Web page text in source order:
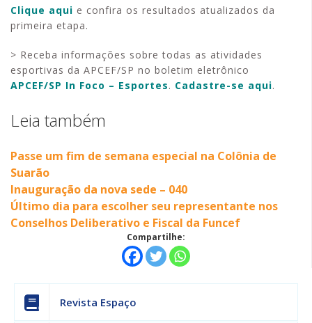
Clique aqui e confira os resultados atualizados da
primeira etapa.
> Receba informações sobre todas as atividades
esportivas da APCEF/SP no boletim eletrônico
APCEF/SP In Foco – Esportes. Cadastre-se aqui.
Leia também
Passe um fim de semana especial na Colônia de
Suarão
Inauguração da nova sede – 040
Último dia para escolher seu representante nos
Conselhos Deliberativo e Fiscal da Funcef
Compartilhe:
Revista Espaço